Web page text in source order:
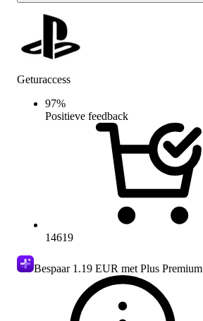
Geturaccess
97%
Positieve feedback
14619
Bespaar 1.19 EUR met Plus Premium